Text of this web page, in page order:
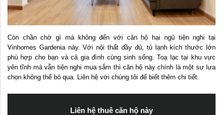
Còn chần chờ gì mà không đến với căn hộ hại ngủ tiện nghi tại
Vinhomes Gardenia này. Với nội thất đầy đủ, tủ lạnh kích thước lớn
phù hợp cho bạn và cả gia đình cùng sinh sống. Toạ lạc tại khu vực
yên tĩnh mà vẫn tiện nghi mua sắm thì căn hộ này chính là một sự lựa
chọn không thể bỏ qua. Liên hệ với chúng tôi để biết thêm chi tiết.
Liên hệ thuê căn hộ này